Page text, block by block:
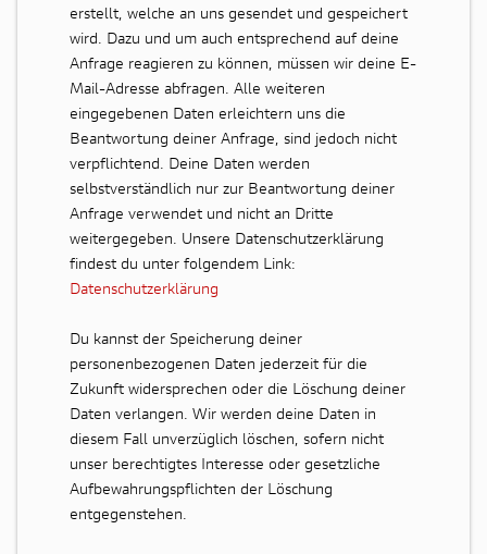
erstellt, welche an uns gesendet und gespeichert
wird. Dazu und um auch entsprechend auf deine
Anfrage reagieren zu können, müssen wir deine E-
Mail-Adresse abfragen. Alle weiteren
eingegebenen Daten erleichtern uns die
Beantwortung deiner Anfrage, sind jedoch nicht
verpflichtend. Deine Daten werden
selbstverständlich nur zur Beantwortung deiner
Anfrage verwendet und nicht an Dritte
weitergegeben. Unsere Datenschutzerklärung
findest du unter folgendem Link:
Datenschutzerklärung
Du kannst der Speicherung deiner
personenbezogenen Daten jederzeit für die
Zukunft widersprechen oder die Löschung deiner
Daten verlangen. Wir werden deine Daten in
diesem Fall unverzüglich löschen, sofern nicht
unser berechtigtes Interesse oder gesetzliche
Aufbewahrungspflichten der Löschung
entgegenstehen.